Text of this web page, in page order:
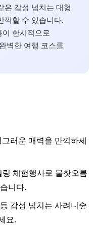
은 감성 넘치는 대형
끽할 수 있습니다.
한시적으로
벽한 여행 코스를
러운 매력을 만끽하세
체험행사로 물찻오름
니다.
감성 넘치는 사려니숲
요.